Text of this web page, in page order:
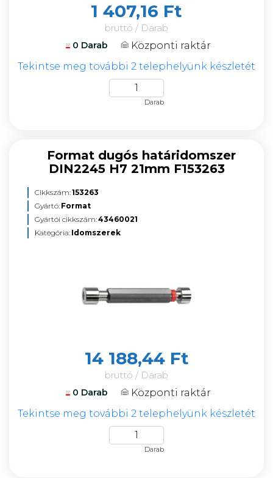
1 407,16 Ft
bruttó / Darab
0 Darab
Központi raktár
Tekintse meg további 2 telephelyünk készletét
Darab
Format dugós határidomszer
DIN2245 H7 21mm F153263
Cikkszám:153263
Gyártó: Format
Gyártói cikkszám:43460021
Kategória: Idomszerek
14 188,44 Ft
bruttó / Darab
0 Darab
Központi raktár
Tekintse meg további 2 telephelyünk készletét
Darab